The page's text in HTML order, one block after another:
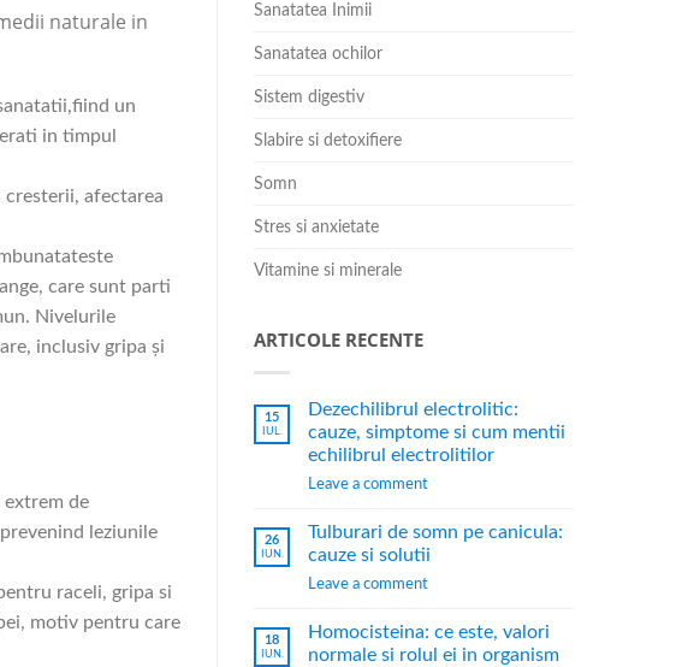
naturale in
un
in timpul
afectarea
care sunt parti
Nivelurile
inclusiv gripa și
de
leziunile
raceli, gripa si
motiv pentru care
Sanatatea Inimii
Sanatatea ochilor
Sistem digestiv
Slabire si detoxifiere
Somn
Stres si anxietate
Vitamine si minerale
ARTICOLE RECENTE
15
IUL.
Dezechilibrul electrolitic:
cauze, simptome si cum mentii
echilibrul electrolitilor
Leave a comment
26
IUN.
Tulburari de somn pe canicula:
cauze si solutii
Leave a comment
18
IUN.
Homocisteina: ce este, valori
normale si rolul ei in organism